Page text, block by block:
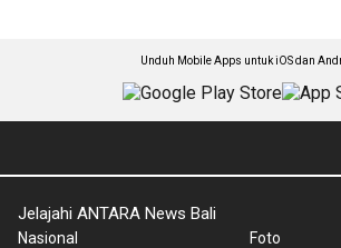
Unduh Mobile Apps untuk iOS dan
Jelajahi ANTARA News Bali
Nasional
Foto